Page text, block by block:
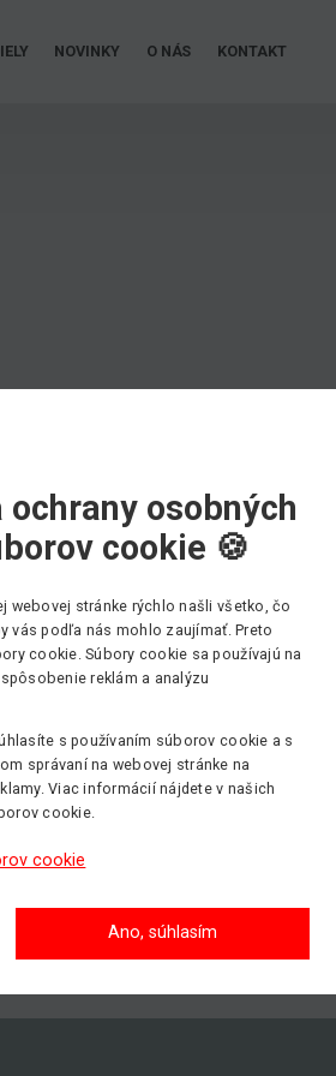
NOVINKY O NÁS KONTAKT
Min. nosnosť
159 kg
ochrany osobných
cookie 🍪
webovej stránke rýchlo našli všetko, čo
vás podľa nás mohlo zaujímať. Preto
cookie. Súbory cookie sa používajú na
reklám a analýzu
s používaním súborov cookie a s
správaní na webovej stránke na
Viac informácií nájdete v našich
cookie.
cookie
Ano, súhlasím